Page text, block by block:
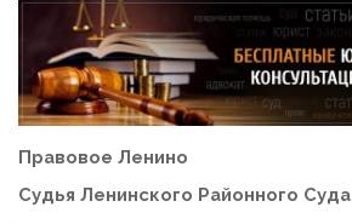
Правовое Ленино
Судья Ленинского Районного Суда